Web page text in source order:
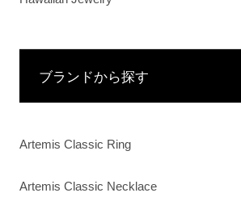
ブランドから探す
Artemis Classic Ring
Artemis Classic Necklace